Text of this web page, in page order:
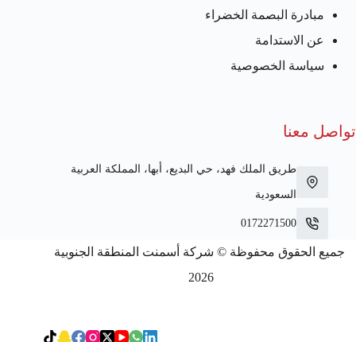
مبادرة البصمة الخضراء
عن الاستدامة
سياسة الخصوصية
تواصل معنا
طريق الملك فهد، حي البديع، أبها، المملكة العربية
السعودية
0172271500
جميع الحقوق محفوظة © شركة أسمنت المنطقة الجنوبية
2026